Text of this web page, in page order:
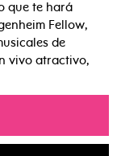
que te hará
Fellow,
de
vivo atractivo,